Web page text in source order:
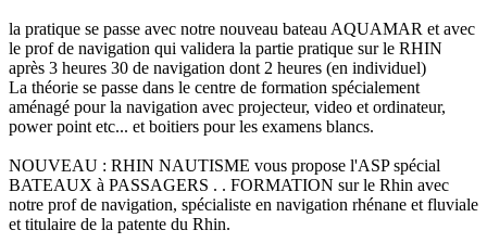
la pratique se passe avec notre nouveau bateau AQUAMAR et avec
le prof de navigation qui validera la partie pratique sur le RHIN
après 3 heures 30 de navigation dont 2 heures (en individuel)
La théorie se passe dans le centre de formation spécialement
aménagé pour la navigation avec projecteur, video et ordinateur,
power point etc... et boitiers pour les examens blancs.
NOUVEAU : RHIN NAUTISME vous propose l'ASP spécial
BATEAUX à PASSAGERS . . FORMATION sur le Rhin avec
notre prof de navigation, spécialiste en navigation rhénane et fluviale
et titulaire de la patente du Rhin.